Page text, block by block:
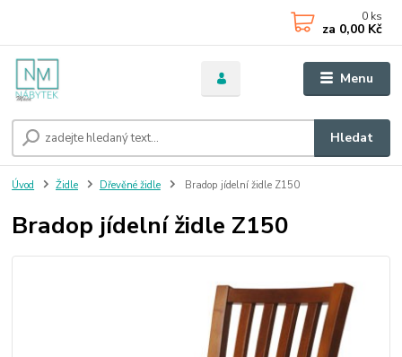
Menu
Hledat
0 ks
za 0,00 Kč
Úvod Židle Dřevěné židle Bradop jídelní židle Z150
Bradop jídelní židle Z150